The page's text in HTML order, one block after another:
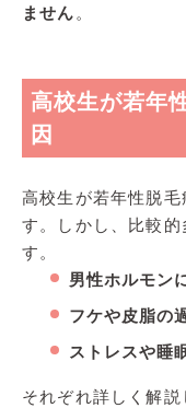
ません。
高校生が若年
因
高校生が若年性脱
す。しかし、比較
す。
男性ホルモン
フケや皮脂の
ストレスや睡
それぞれ詳しく解説